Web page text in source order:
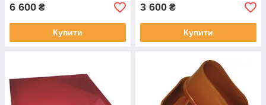
6 600 ₴
Купити
3 600 ₴
Купити